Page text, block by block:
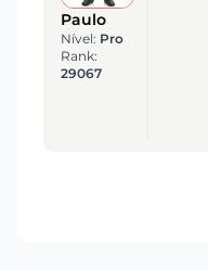
Paulo
Nível: Pro
Rank:
29067